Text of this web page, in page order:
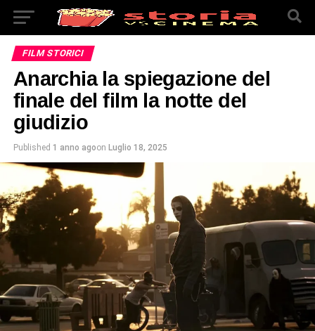
FILM STORICI
Anarchia la spiegazione del
finale del film la notte del
giudizio
Published 1 anno agoon Luglio 18, 2025